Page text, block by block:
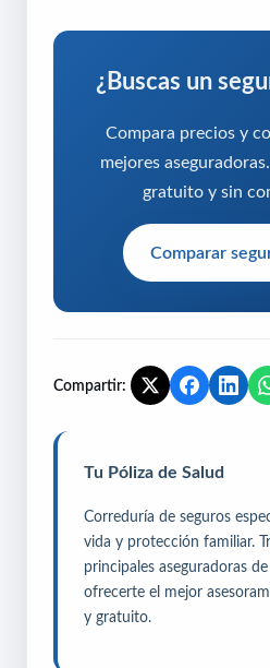
¿Buscas un
Compara precios y
mejores
gratuito y sin
Comparar
Compartir:
Tu Póliza de Salud
Correduría de seguros
vida y protección familiar.
principales aseguradoras
ofrecerte el mejor
y gratuito.